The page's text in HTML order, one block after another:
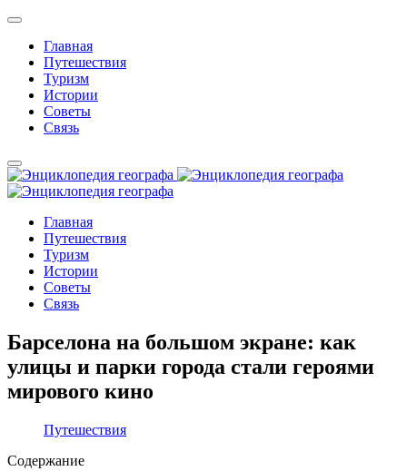
Главная
Путешествия
Туризм
Истории
Советы
Связь
Главная
Путешествия
Туризм
Истории
Советы
Связь
Барселона на большом экране: как
улицы и парки города стали героями
мирового кино
Путешествия
Содержание